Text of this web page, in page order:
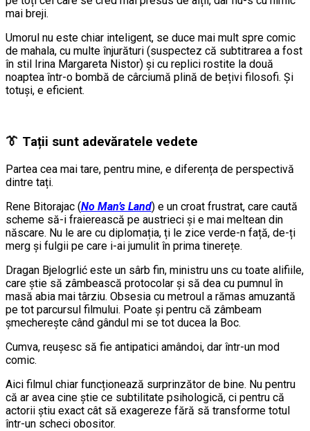
mai breji.
Umorul nu este chiar inteligent, se duce mai mult spre comic
de mahala, cu multe înjurături (suspectez că subtitrarea a fost
în stil Irina Margareta Nistor) și cu replici rostite la două
noaptea într-o bombă de cârciumă plină de bețivi filosofi. Și
totuși, e eficient.
👔 Tații sunt adevăratele vedete
Partea cea mai tare, pentru mine, e diferența de perspectivă
dintre tați.
Rene Bitorajac (No Man’s Land) e un croat frustrat, care caută
scheme să-i fraierească pe austrieci și e mai meltean din
născare. Nu le are cu diplomația, ți le zice verde-n față, de-ți
merg și fulgii pe care i-ai jumulit în prima tinerețe.
Dragan Bjelogrlić este un sârb fin, ministru uns cu toate alifiile,
care știe să zâmbească protocolar și să dea cu pumnul în
masă abia mai târziu. Obsesia cu metroul a rămas amuzantă
pe tot parcursul filmului. Poate și pentru că zâmbeam
șmecherește când gândul mi se tot ducea la Boc.
Cumva, reușesc să fie antipatici amândoi, dar într-un mod
comic.
Aici filmul chiar funcționează surprinzător de bine. Nu pentru
că ar avea cine știe ce subtilitate psihologică, ci pentru că
actorii știu exact cât să exagereze fără să transforme totul
într-un scheci obositor.